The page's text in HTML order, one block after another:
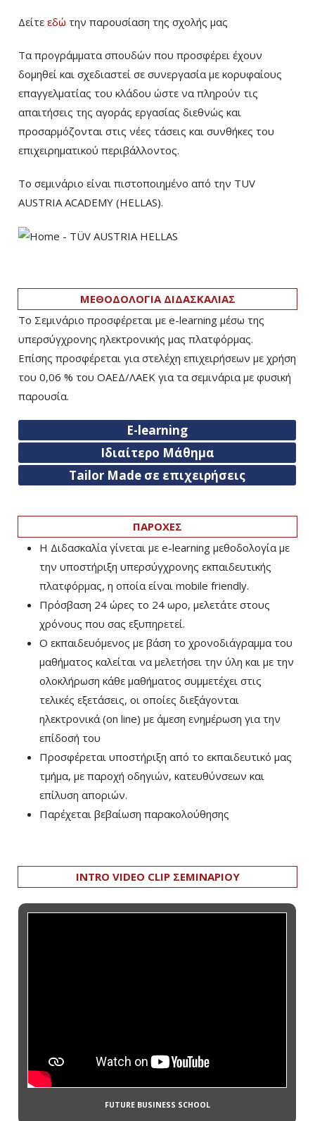
Δείτε εδώ την παρουσίαση της σχολής μας
Τα προγράμματα σπουδών που προσφέρει έχουν
δομηθεί και σχεδιαστεί σε συνεργασία με κορυφαίους
επαγγελματίας του κλάδου ώστε να πληρούν τις
απαιτήσεις της αγοράς εργασίας διεθνώς και
προσαρμόζονται στις νέες τάσεις και συνθήκες του
επιχειρηματικού περιβάλλοντος.
Το σεμινάριο είναι πιστοποιημένο από την TUV
AUSTRIA ACADEMY (HELLAS).
ΜΕΘΟΔΟΛΟΓΙΑ ΔΙΔΑΣΚΑΛΙΑΣ
Το Σεμινάριο προσφέρεται με e-learning μέσω της
υπερσύγχρονης ηλεκτρονικής μας πλατφόρμας.
Επίσης προσφέρεται για στελέχη επιχειρήσεων με χρήση
του 0,06 % του ΟΑΕΔ/ΛΑΕΚ για τα σεμινάρια με φυσική
παρουσία.
E-learning
Ιδιαίτερο Μάθημα
Tailor Made σε επιχειρήσεις
ΠΑΡΟΧΕΣ
Η Διδασκαλία γίνεται με e-learning μεθοδολογία με
την υποστήριξη υπερσύγχρονης εκπαιδευτικής
πλατφόρμας, η οποία είναι mobile friendly.
Πρόσβαση 24 ώρες το 24 ωρο, μελετάτε στους
χρόνους που σας εξυπηρετεί.
Ο εκπαιδευόμενος με βάση το χρονοδιάγραμμα του
μαθήματος καλείται να μελετήσει την ύλη και με την
ολοκλήρωση κάθε μαθήματος συμμετέχει στις
τελικές εξετάσεις, οι οποίες διεξάγονται
ηλεκτρονικά (on line) με άμεση ενημέρωση για την
επίδοσή του
Προσφέρεται υποστήριξη από το εκπαιδευτικό μας
τμήμα, με παροχή οδηγιών, κατευθύνσεων και
επίλυση αποριών.
Παρέχεται βεβαίωση παρακολούθησης
INTRO VIDEO CLIP ΣΕΜΙΝΑΡΙΟΥ